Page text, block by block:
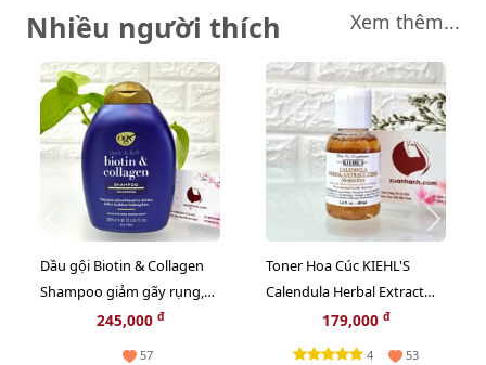
Nhiều người thích Xem thêm...
Dầu gội Biotin & Collagen
Shampoo giảm gãy rụng,
mềm mượt, bồng bềnh -
245,000 đ
57
Toner Hoa Cúc KIEHL'S
Calendula Herbal Extract
cân bằng độ ẩm và sạch
sâu - 40ml
179,000 đ
4 53